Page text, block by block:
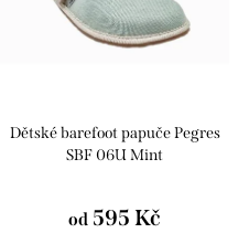
Dětské barefoot papuče Pegres
SBF 06U Mint
od 595 Kč